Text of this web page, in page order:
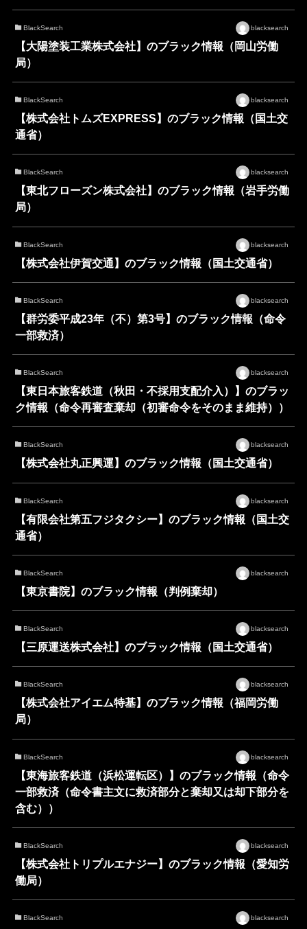
BlackSearch blacksearch
【大陽塗装工業株式会社】のブラック情報（岡山労働
局）
BlackSearch blacksearch
【株式会社トムズEXPRESS】のブラック情報（国土交
通省）
BlackSearch blacksearch
【東北フローズン株式会社】のブラック情報（岩手労働
局）
BlackSearch blacksearch
【株式会社伊賀交通】のブラック情報（国土交通省）
BlackSearch blacksearch
【群労委平成23年（不）第3号】のブラック情報（命令
一部救済）
BlackSearch blacksearch
【東日本旅客鉄道（秋田・不採用支配介入）】のブラッ
ク情報（命令再審査棄却（初審命令をそのまま維持））
BlackSearch blacksearch
【株式会社丸正興運】のブラック情報（国土交通省）
BlackSearch blacksearch
【有限会社第五フジタクシー】のブラック情報（国土交
通省）
BlackSearch blacksearch
【東京書院】のブラック情報（判例棄却）
BlackSearch blacksearch
【三原運送株式会社】のブラック情報（国土交通省）
BlackSearch blacksearch
【株式会社アイエム特基】のブラック情報（福岡労働
局）
BlackSearch blacksearch
【東海旅客鉄道（浜松運転区）】のブラック情報（命令
一部救済（命令書主文に救済部分と棄却又は却下部分を
含む））
BlackSearch blacksearch
【株式会社トリプルエナジー】のブラック情報（愛知労
働局）
BlackSearch blacksearch